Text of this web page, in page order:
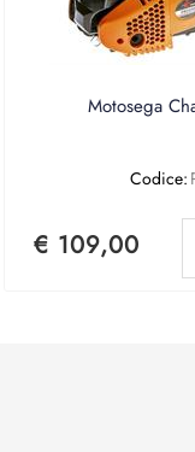
Motosega
Codice:
€ 109,00